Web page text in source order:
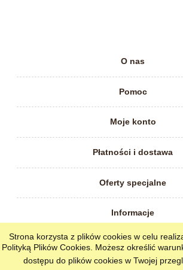
Strona korzysta z plików cookies w celu
Polityką Plików Cookies. Możesz określić
dostępu do plików cookies w Twojej
O nas
Pomoc
Moje konto
Płatności i dostawa
Oferty specjalne
Informacje
pokaż pełną wersję
Sklep internetowy